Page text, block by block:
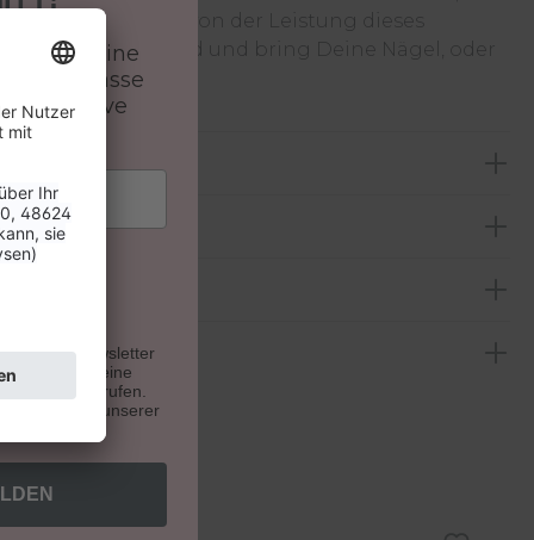
Dich selbst von der Leistung dieses
Advanced und bring Deine Nägel, oder
nächste Level!
auf deine
verpasse
exklusive
unseren Newsletter
Du kannst deine
widerrufen.
du auf unserer